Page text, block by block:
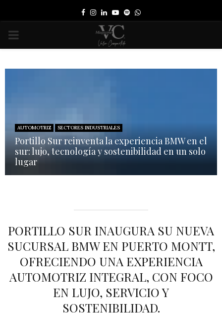
Facebook
Instagram
LinkedinYoutube
SpotifyWhatsapp
PRIMARY
AUTOMOTRIZ SECTORES INDUSTRIALES
Portillo Sur reinventa la experiencia BMW en el
sur: lujo, tecnología y sostenibilidad en un solo
lugar
PORTILLO SUR INAUGURA SU NUEVA
SUCURSAL BMW EN PUERTO MONTT,
OFRECIENDO UNA EXPERIENCIA
AUTOMOTRIZ INTEGRAL, CON FOCO
EN LUJO, SERVICIO Y
SOSTENIBILIDAD.